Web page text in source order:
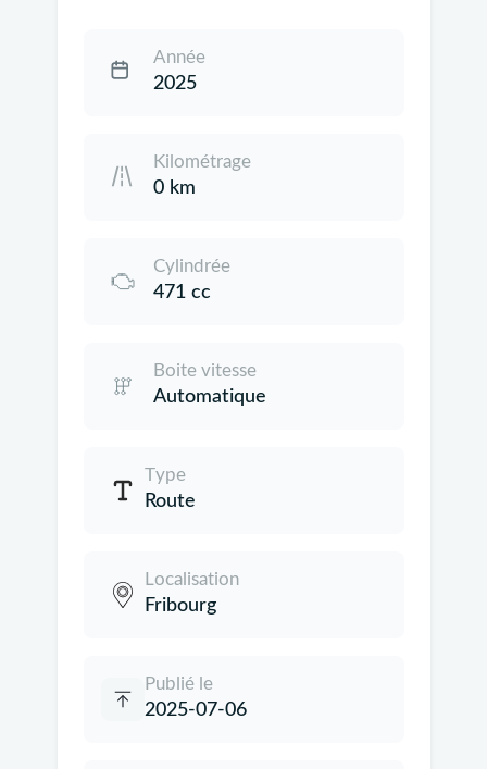
Année
2025
Kilométrage
0 km
Cylindrée
471 cc
Boite vitesse
Automatique
Type
Route
Localisation
Fribourg
Publié le
2025-07-06